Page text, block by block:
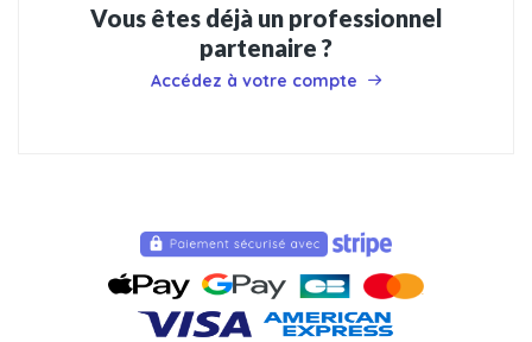
Vous êtes déjà un professionnel
partenaire ?
Accédez à votre compte